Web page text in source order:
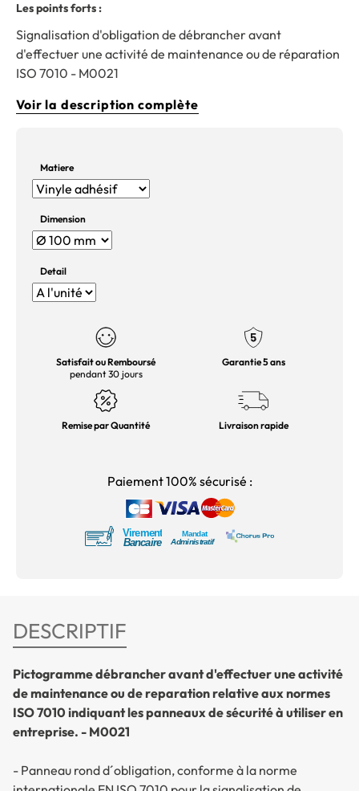
Les points forts :
Signalisation d'obligation de débrancher avant
d'effectuer une activité de maintenance ou de réparation
ISO 7010 - M0021
Voir la description complète
Matiere
Dimension
Detail
Satisfait ou Remboursé
pendant 30 jours
Garantie 5 ans
Remise par Quantité Livraison rapide
Paiement 100% sécurisé :
DESCRIPTIF
Pictogramme débrancher avant d'effectuer une activité
de maintenance ou de reparation relative aux normes
ISO 7010 indiquant les panneaux de sécurité à utiliser en
entreprise. - M0021
- Panneau rond d´obligation, conforme à la norme